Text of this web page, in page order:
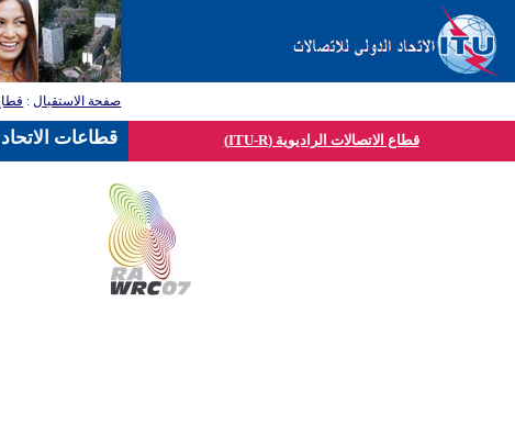
صفحة الاستقبال:
قطاع الاتصالات الراديوية (ITU-R) قطاعات